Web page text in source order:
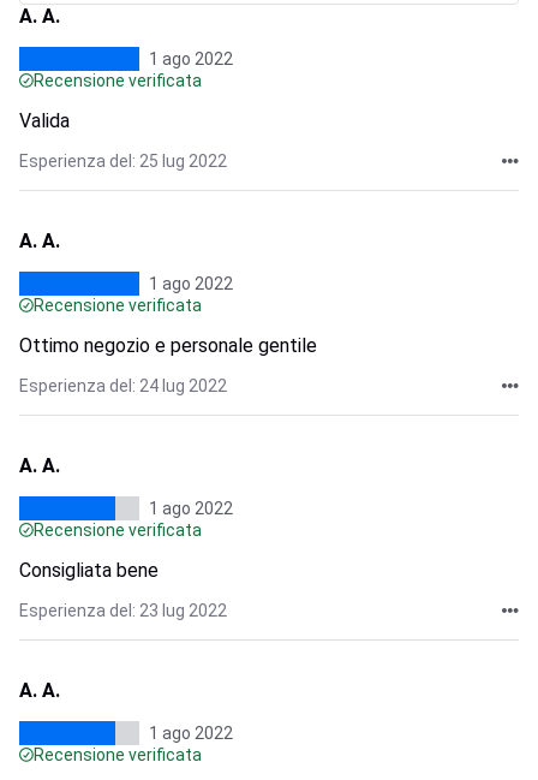
A. A.
1 ago 2022
Recensione verificata
Valida
Esperienza del: 25 lug 2022
A. A.
1 ago 2022
Recensione verificata
Ottimo negozio e personale gentile
Esperienza del: 24 lug 2022
A. A.
1 ago 2022
Recensione verificata
Consigliata bene
Esperienza del: 23 lug 2022
A. A.
1 ago 2022
Recensione verificata